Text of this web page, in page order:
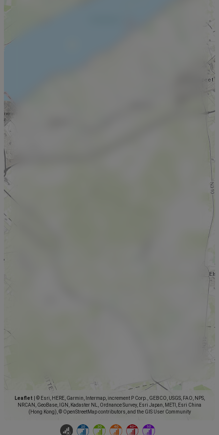
Leaflet
© Esri, HERE, Garmin, Intermap, increment P Corp., GEBCO, USGS, FAO, NPS,
NRCAN, GeoBase, IGN, Kadaster NL, Ordnance Survey, Esri Japan, METI, Esri China
(Hong Kong), © OpenStreetMap contributors, and the GIS User Community